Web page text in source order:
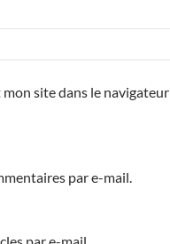
site dans le navigateur
par e-mail.